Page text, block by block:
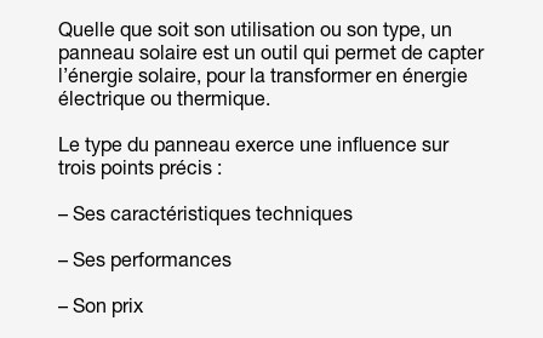
Quelle que soit son utilisation ou son type, un
panneau solaire est un outil qui permet de capter
l’énergie solaire, pour la transformer en énergie
électrique ou thermique.
Le type du panneau exerce une influence sur
trois points précis :
– Ses caractéristiques techniques
– Ses performances
– Son prix